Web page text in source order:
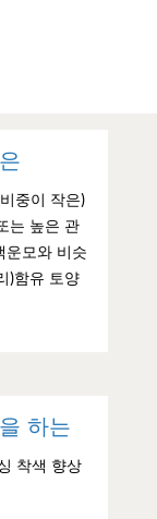
중이 작은)
는 높은 관
운모와 비슷
)함유 토양
하는
착색 향상